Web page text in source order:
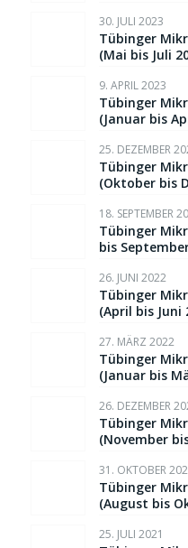
30. JULI 2023
Tübinger
(Mai bis Juli
9. APRIL 2023
Tübinger
(Januar bis
25. DEZEMBER
Tübinger
(Oktober bis
18. SEPTEMBER
Tübinger
bis
26. JUNI 2022
Tübinger
(April bis Juni
27. MÄRZ 2022
Tübinger
(Januar bis
26. DEZEMBER
Tübinger
(November
31. OKTOBER
Tübinger
(August bis
25. JULI 2021